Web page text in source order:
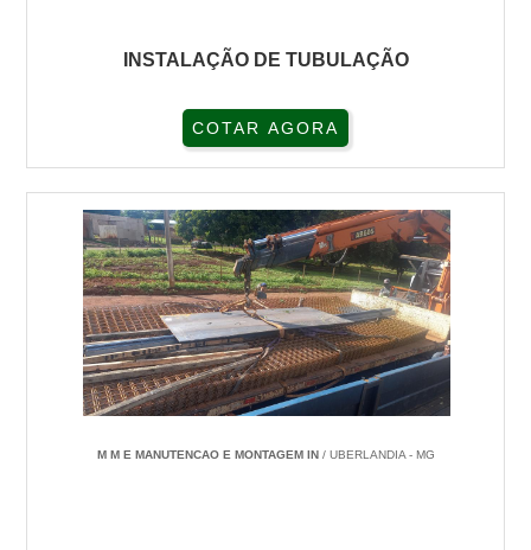
INSTALAÇÃO DE TUBULAÇÃO
COTAR AGORA
M M E MANUTENCAO E MONTAGEM IN/ UBERLANDIA - MG